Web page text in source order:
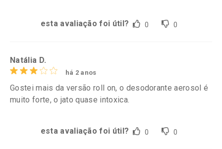
esta avaliação foi útil? 0 0
Natália D.
há 2 anos
Gostei mais da versão roll on, o desodorante aerosol é
muito forte, o jato quase intoxica.
esta avaliação foi útil? 0 0